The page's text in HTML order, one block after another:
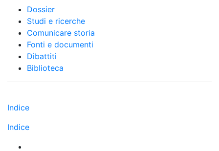
Dossier
Studi e ricerche
Comunicare storia
Fonti e documenti
Dibattiti
Biblioteca
Indice
Indice